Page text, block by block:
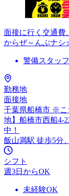
面接に行く交通
からぜ～んぶナ
警備スタッフ
勤務地
面接地
千葉県船橋市 ※こ
地】船橋市西船4-
中！
飯山満駅 徒歩5分
シフト
週3日からOK
未経験OK